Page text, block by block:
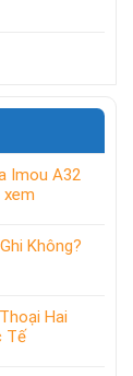
Imou A32
xem
Không?
Hai
Tế